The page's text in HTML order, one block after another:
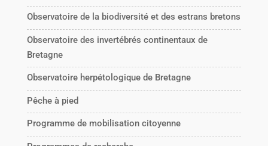
Observatoire de la biodiversité et des estrans bretons
Observatoire des invertébrés continentaux de
Bretagne
Observatoire herpétologique de Bretagne
Pêche à pied
Programme de mobilisation citoyenne